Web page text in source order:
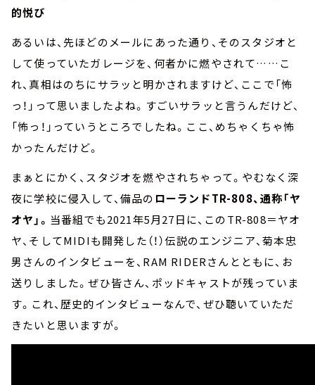
的悦び
あるいは、先ほどのメールにあった通り、そのスタジオと
して使っていたガレージを、何者かに燃やされて……こ
れ、真相はのちにサラッと明かされますけど、ここで「怖
っ！」って思いましたよね。すごいサラッと言うんだけど、
「怖っ！」っていうところでしたね。ここ、めちゃくちゃ怖
かったんだけど。
まぁとにかく、スタジオを燃やされちゃって。やむなく深
夜に学校に侵入して、備品の ローランドTR-808、通称「ヤ
オヤ」。 当番組でも2021年5月27日に、このTR-808＝ヤオ
ヤ、そしてMIDIも開発した（！）伝説のエンジニア、菊本忠
男さんのインタビューを、RAM RIDERさんとともに、お
送りしました。ぜひ皆さん、ポッドキャストが残っていま
す。これ、歴史的インタビューなんで、ぜひ聴いていただ
きたいと思いますが。